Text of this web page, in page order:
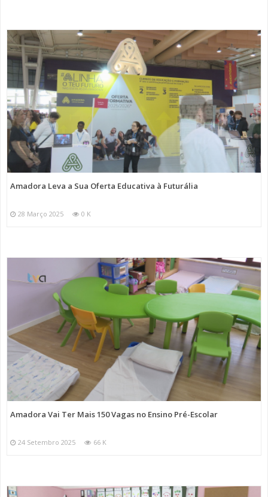
Amadora Leva a Sua Oferta Educativa à Futurália
28 Março 2025 0 K
Amadora Vai Ter Mais 150 Vagas no Ensino Pré-Escolar
24 Setembro 2025 66 K